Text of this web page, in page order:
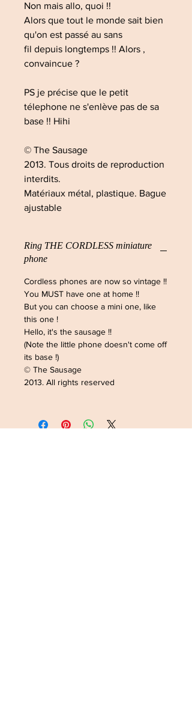
Non mais allo, quoi !!
Alors que tout le monde sait bien
qu'on est passé au sans
fil depuis longtemps !! Alors ,
convaincue ?
PS je précise que le petit
télephone ne s'enlève pas de sa
base !! Hihi
© The Sausage
2013. Tous droits de reproduction
interdits.
Matériaux métal, plastique. Bague
ajustable
Ring THE CORDLESS miniature
phone
Cordless phones are now so vintage !!
You MUST have one at home !!
But you can choose a mini one, like
this one !
Hello, it's the sausage !!
(Note the little phone doesn't come off
its base !)
© The Sausage
2013. All rights reserved